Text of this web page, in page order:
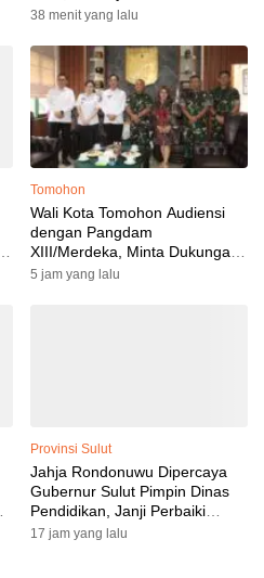
Perdana di Pulau Dudepo dan
Desa Berlistrik Provinsi
Gorontalo
38 menit yang lalu
Tomohon
Wali Kota Tomohon Audiensi
dengan Pangdam
XIII/Merdeka, Minta Dukungan
Keamanan untuk TIFF 2026
5 jam yang lalu
Provinsi Sulut
Jahja Rondonuwu Dipercaya
Gubernur Sulut Pimpin Dinas
Pendidikan, Janji Perbaiki
Indikator Pendidikan
17 jam yang lalu